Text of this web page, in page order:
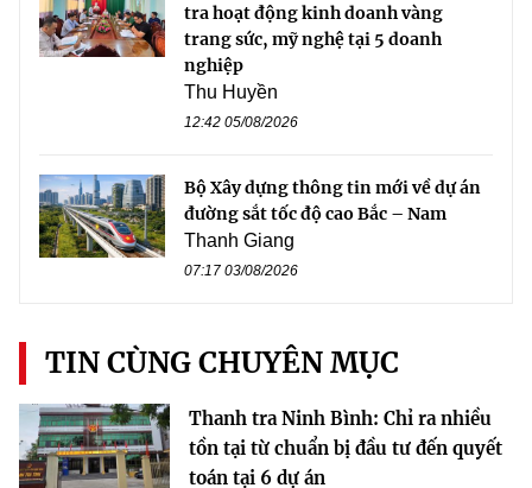
tra hoạt động kinh doanh vàng
trang sức, mỹ nghệ tại 5 doanh
nghiệp
Thu Huyền
12:42 05/08/2026
Bộ Xây dựng thông tin mới về dự án
đường sắt tốc độ cao Bắc – Nam
Thanh Giang
07:17 03/08/2026
TIN CÙNG CHUYÊN MỤC
Thanh tra Ninh Bình: Chỉ ra nhiều
tồn tại từ chuẩn bị đầu tư đến quyết
toán tại 6 dự án